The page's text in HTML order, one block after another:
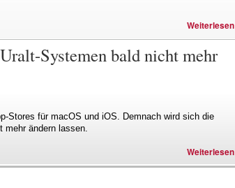
Weiterlesen
Systemen bald nicht mehr
Stores für macOS und iOS. Demnach wird sich die
ändern lassen.
Weiterlesen